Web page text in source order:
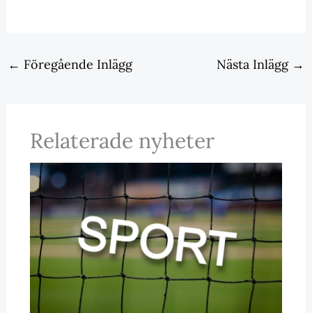
← Föregående Inlägg Nästa Inlägg →
Relaterade nyheter